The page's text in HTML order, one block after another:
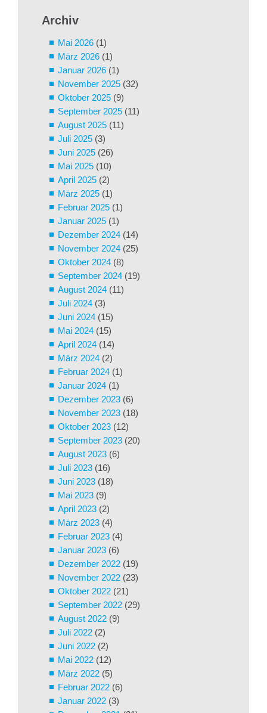
Archiv
Mai 2026 (1)
März 2026 (1)
Januar 2026 (1)
November 2025 (32)
Oktober 2025 (9)
September 2025 (11)
August 2025 (11)
Juli 2025 (3)
Juni 2025 (26)
Mai 2025 (10)
April 2025 (2)
März 2025 (1)
Februar 2025 (1)
Januar 2025 (1)
Dezember 2024 (14)
November 2024 (25)
Oktober 2024 (8)
September 2024 (19)
August 2024 (11)
Juli 2024 (3)
Juni 2024 (15)
Mai 2024 (15)
April 2024 (14)
März 2024 (2)
Februar 2024 (1)
Januar 2024 (1)
Dezember 2023 (6)
November 2023 (18)
Oktober 2023 (12)
September 2023 (20)
August 2023 (6)
Juli 2023 (16)
Juni 2023 (18)
Mai 2023 (9)
April 2023 (2)
März 2023 (4)
Februar 2023 (4)
Januar 2023 (6)
Dezember 2022 (19)
November 2022 (23)
Oktober 2022 (21)
September 2022 (29)
August 2022 (9)
Juli 2022 (2)
Juni 2022 (2)
Mai 2022 (12)
März 2022 (5)
Februar 2022 (6)
Januar 2022 (3)